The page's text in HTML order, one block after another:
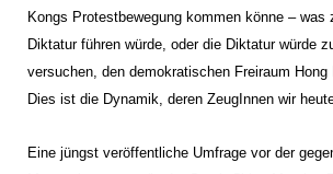
Kongs Protestbewegung kommen könne – was
Diktatur führen würde, oder die Diktatur würde
versuchen, den demokratischen Freiraum
Dies ist die Dynamik, deren ZeugInnen wir
Eine jüngst veröffentliche Umfrage vor der